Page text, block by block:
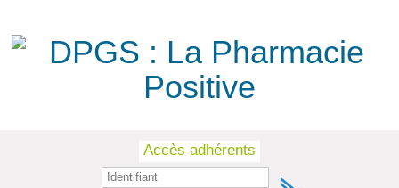
Accès adhérents